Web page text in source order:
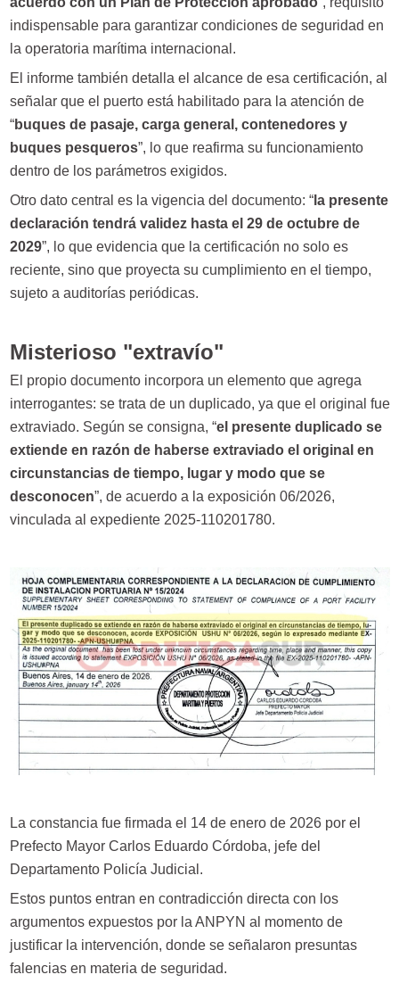
indispensable para garantizar condiciones de seguridad en
la operatoria marítima internacional.
El informe también detalla el alcance de esa certificación, al
señalar que el puerto está habilitado para la atención de
“buques de pasaje, carga general, contenedores y
buques pesqueros”, lo que reafirma su funcionamiento
dentro de los parámetros exigidos.
Otro dato central es la vigencia del documento: “la presente
declaración tendrá validez hasta el 29 de octubre de
2029”, lo que evidencia que la certificación no solo es
reciente, sino que proyecta su cumplimiento en el tiempo,
sujeto a auditorías periódicas.
Misterioso "extravío"
El propio documento incorpora un elemento que agrega
interrogantes: se trata de un duplicado, ya que el original fue
extraviado. Según se consigna, “el presente duplicado se
extiende en razón de haberse extraviado el original en
circunstancias de tiempo, lugar y modo que se
desconocen”, de acuerdo a la exposición 06/2026,
vinculada al expediente 2025-110201780.
La constancia fue firmada el 14 de enero de 2026 por el
Prefecto Mayor Carlos Eduardo Córdoba, jefe del
Departamento Policía Judicial.
Estos puntos entran en contradicción directa con los
argumentos expuestos por la ANPYN al momento de
justificar la intervención, donde se señalaron presuntas
falencias en materia de seguridad.